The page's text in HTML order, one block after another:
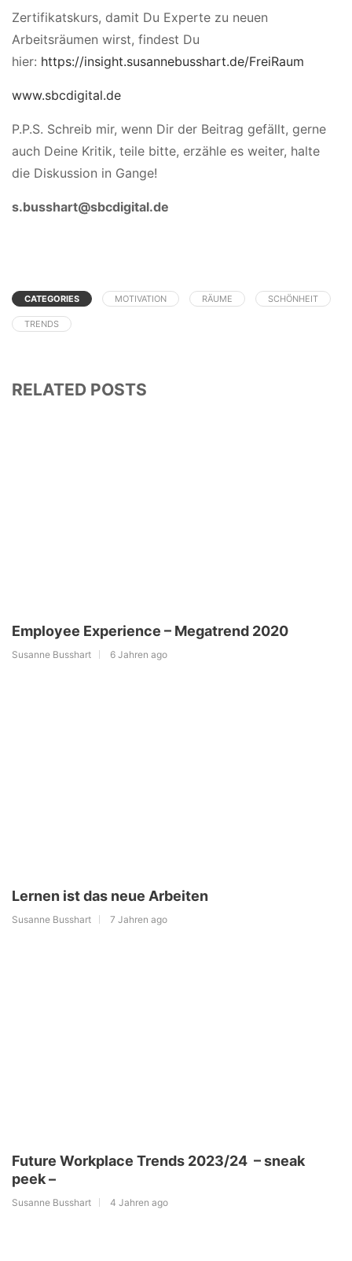
Zertifikatskurs, damit Du Experte zu neuen
Arbeitsräumen wirst, findest Du
hier: https://insight.susannebusshart.de/FreiRaum
www.sbcdigital.de
P.P.S. Schreib mir, wenn Dir der Beitrag gefällt, gerne
auch Deine Kritik, teile bitte, erzähle es weiter, halte
die Diskussion in Gange!
s.busshart@sbcdigital.de
CATEGORIES MOTIVATION RÄUME SCHÖNHEIT
TRENDS
RELATED POSTS
Employee Experience – Megatrend 2020
Susanne Busshart 6 Jahren ago
Lernen ist das neue Arbeiten
Susanne Busshart 7 Jahren ago
Future Workplace Trends 2023/24 – sneak
peek –
Susanne Busshart 4 Jahren ago